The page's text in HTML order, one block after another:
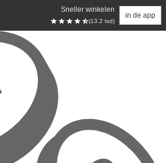
Sneller winkelen
(13.2 tsd)
in de app